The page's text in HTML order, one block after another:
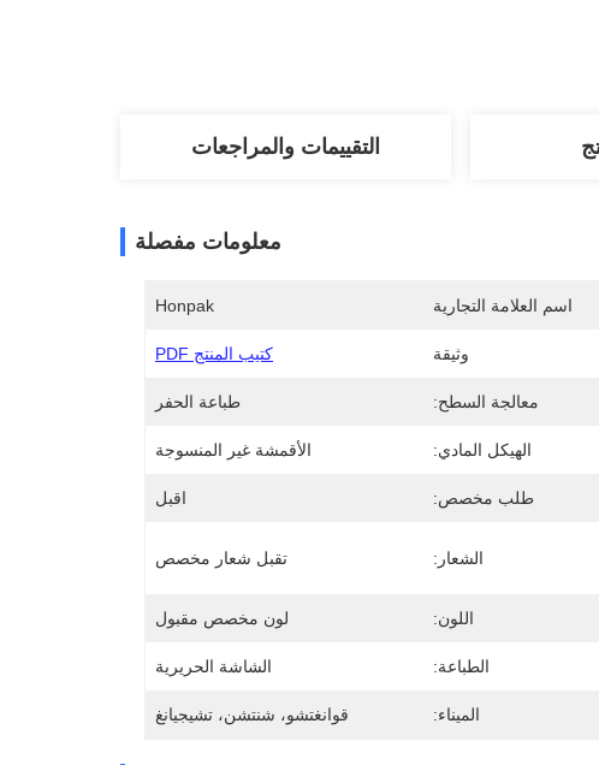
التقييمات والمراجعات
معلومات مفصلة
اسم العلامة التجارية Honpak
وثيقة كتيب المنتج PDF
معالجة السطح: طباعة الحفر
الهيكل المادي: الأقمشة غير المنسوجة
طلب مخصص: اقبل
الشعار: تقبل شعار مخصص
اللون: لون مخصص مقبول
الطباعة: الشاشة الحريرية
الميناء: قوانغتشو، شنتشن، تشيجيانغ